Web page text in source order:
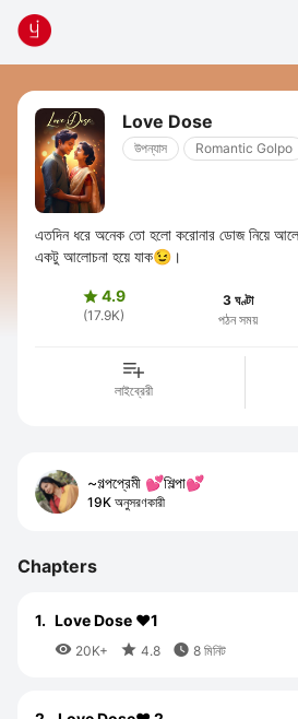
Love Dose
উপন্যাস Romantic Golpo
এতদিন ধরে অনেক তো হলো করোনার ডোজ নিয়ে
একটু আলোচনা হয়ে যাক😉।
4.9
(17.9K)
3 ঘণ্টা
পঠন সময়
লাইব্রেরী
~গল্পপ্রেমী 💕শিল্পা💕
19K অনুসরণকারী
Chapters
1. Love Dose ❤️1
 20K+  4.8  8 মিনিট